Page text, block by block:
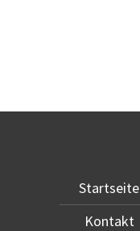
Startseite
Kontakt